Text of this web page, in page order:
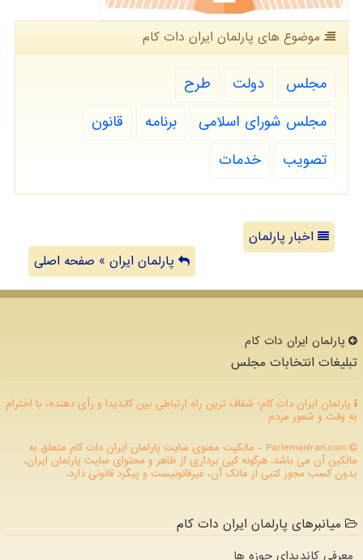
موضوع های پارلمان ایران دات كام
مجلس دولت
طرح
مجلس شورای اسلامی
برنامه
قانون
تصویب
خدمات
اخبار پارلمان
پارلمان ایران » صفحه اصلی
پارلمان ایران دات كام
تبلیغات انتخابات مجلس
پارلمان ایران دات کام؛ شفاف ترین راه ارتباطی بین کاندیدا و رأی دهنده، با احترام
به وقت و شعور مردم
ParlemanIran.com - مالکیت معنوی سایت پارلمان ایران دات كام متعلق به
مالکین آن می باشد. هرگونه کپی برداری از ظاهر و محتوای سایت پارلمان ایران،
بدون کسب مجوز کتبی از مالک آن، غیرقانونیست و پیگرد قانونی دارد.
میانبرهای پارلمان ایران دات کام
معرفی کاندیدای حوزه ها